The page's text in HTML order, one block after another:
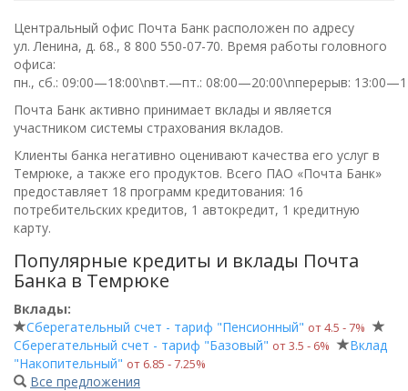
Центральный офис Почта Банк расположен по адресу
ул. Ленина, д. 68., 8 800 550-07-70. Время работы головного
офиса:
пн., сб.: 09:00—18:00\nвт.—пт.: 08:00—20:00\nперерыв:
Почта Банк активно принимает вклады и является
участником системы страхования вкладов.
Клиенты банка негативно оценивают качества его услуг в
Темрюке, а также его продуктов. Всего ПАО «Почта Банк»
предоставляет 18 программ кредитования: 16
потребительских кредитов, 1 автокредит, 1 кредитную
карту.
Популярные кредиты и вклады Почта
Банка в Темрюке
Вклады:
Сберегательный счет - тариф "Пенсионный" от 4.5 ‑ 7%
Сберегательный счет - тариф "Базовый" от 3.5 ‑ 6%
Вклад
"Накопительный" от 6.85 ‑ 7.25%
Все предложения